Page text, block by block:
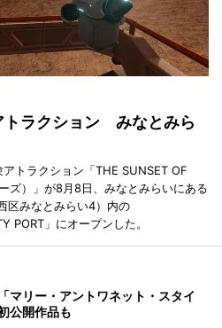
トラクション みなとみら
トラクション「THE SUNSET OF
ズ）」が8月8日、みなとみらいにある
区みなとみらい4）内の
PORT」にオープンした。
マリー・アントワネット・スタイ
公開作品も